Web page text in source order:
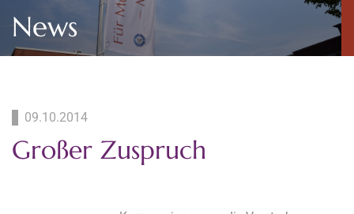
News
09.10.2014
Großer Zuspruch